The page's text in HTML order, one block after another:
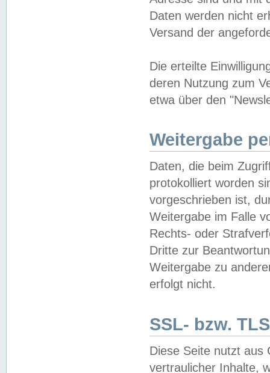
Daten werden nicht
Versand der
Die erteilte
deren Nutzung zum
etwa über den
Weitergabe
Daten, die beim
protokolliert worden
vorgeschrieben ist,
Weitergabe im Falle
Rechts- oder
Dritte zur
Weitergabe zu
erfolgt nicht.
SSL- bzw.
Diese Seite nutzt aus
vertraulicher Inhalte,